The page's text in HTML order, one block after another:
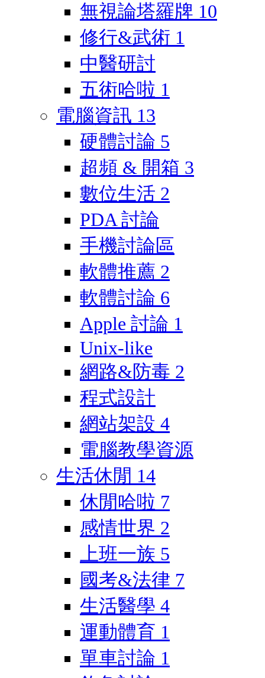
無視論塔羅牌 10
修行&武術 1
中醫研討
五術哈啦 1
電腦資訊 13
硬體討論 5
超頻 & 開箱 3
數位生活 2
PDA 討論
手機討論區
軟體推薦 2
軟體討論 6
Apple 討論 1
Unix-like
網路&防毒 2
程式設計
網站架設 4
電腦教學資源
生活休閒 14
休閒哈啦 7
感情世界 2
上班一族 5
國考&法律 7
生活醫學 4
運動體育 1
單車討論 1